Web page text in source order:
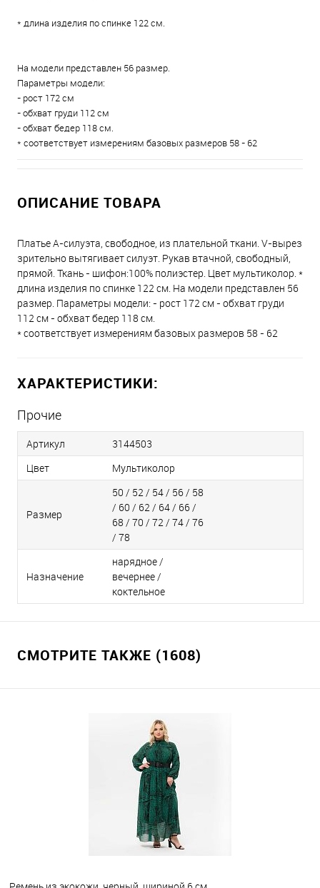
* длина изделия по спинке 122 см.
На модели представлен 56 размер.
Параметры модели:
- рост 172 см
- обхват груди 112 см
- обхват бедер 118 см.
* соответствует измерениям базовых размеров 58 - 62
ОПИСАНИЕ ТОВАРА
Платье А-силуэта, свободное, из плательной ткани. V-вырез
зрительно вытягивает силуэт. Рукав втачной, свободный,
прямой. Ткань - шифон:100% полиэстер. Цвет мультиколор. *
длина изделия по спинке 122 см. На модели представлен 56
размер. Параметры модели: - рост 172 см - обхват груди
112 см - обхват бедер 118 см.
* соответствует измерениям базовых размеров 58 - 62
ХАРАКТЕРИСТИКИ:
Прочие
Артикул
3144503
Цвет
Мультиколор
Размер
50 / 52 / 54 / 56 / 58
/ 60 / 62 / 64 / 66 /
68 / 70 / 72 / 74 / 76
/ 78
Назначение
нарядное /
вечернее /
коктельное
СМОТРИТЕ ТАКЖЕ (1608)